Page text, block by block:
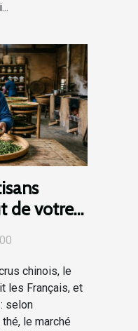
de votre
chinois, le
les Français, et
selon
le marché